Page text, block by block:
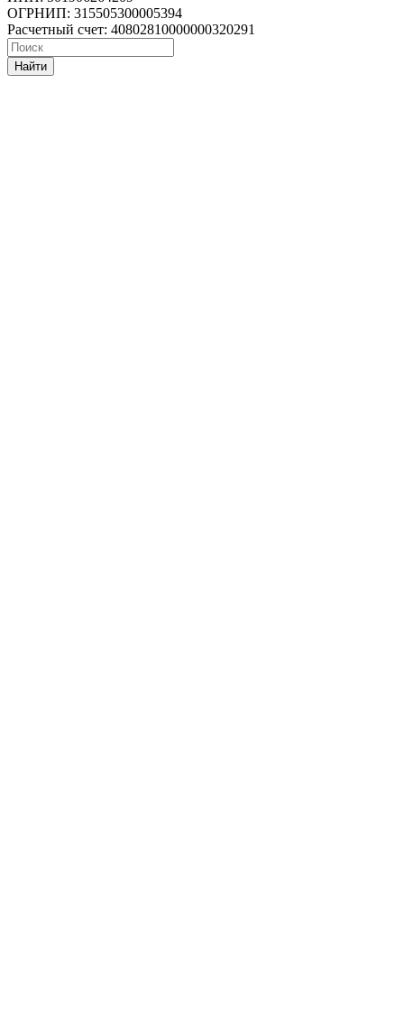
ОГРНИП: 315505300005394
Расчетный счет: 40802810000000320291
Найти